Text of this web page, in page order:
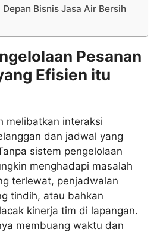
Bisnis Jasa Air Bersih
Pesanan
Efisien itu
melibatkan interaksi
dan jadwal yang
sistem pengelolaan
menghadapi masalah
terlewat, penjadwalan
tindih, atau bahkan
kinerja tim di lapangan.
membuang waktu dan